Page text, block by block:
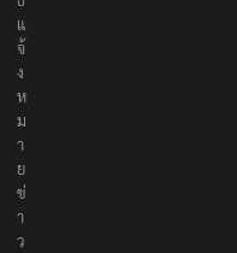
แ
จ้
ง
ห
ม
า
ย
ข่
า
ว